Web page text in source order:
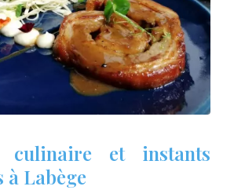
culinaire et instants
à Labège